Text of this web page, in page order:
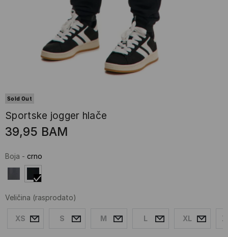
Sold Out
Sportske jogger hlače
39,95 BAM
Boja - crno
Veličina (rasprodato)
XS S M L XL